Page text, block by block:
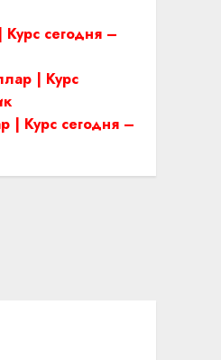
Курс сегодня –
| Курс
| Курс сегодня –